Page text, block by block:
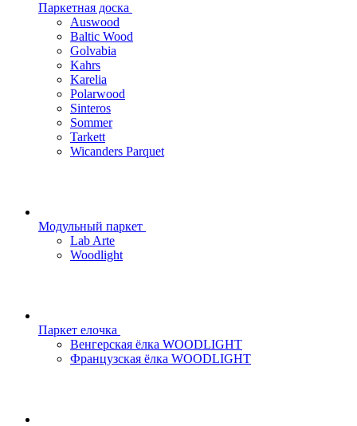
Паркетная доска
Auswood
Baltic Wood
Golvabia
Kahrs
Karelia
Polarwood
Sinteros
Sommer
Tarkett
Wicanders Parquet
Модульный паркет
Lab Arte
Woodlight
Паркет елочка
Венгерская ёлка WOODLIGHT
Французская ёлка WOODLIGHT